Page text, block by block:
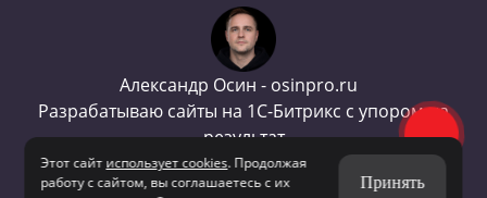
Александр Осин - osinpro.ru
Разрабатываю сайты на 1С-Битрикс с упором на
результат
Этот сайтиспользует cookies. Продолжая
работу с сайтом, вы соглашаетесь с их
Принять